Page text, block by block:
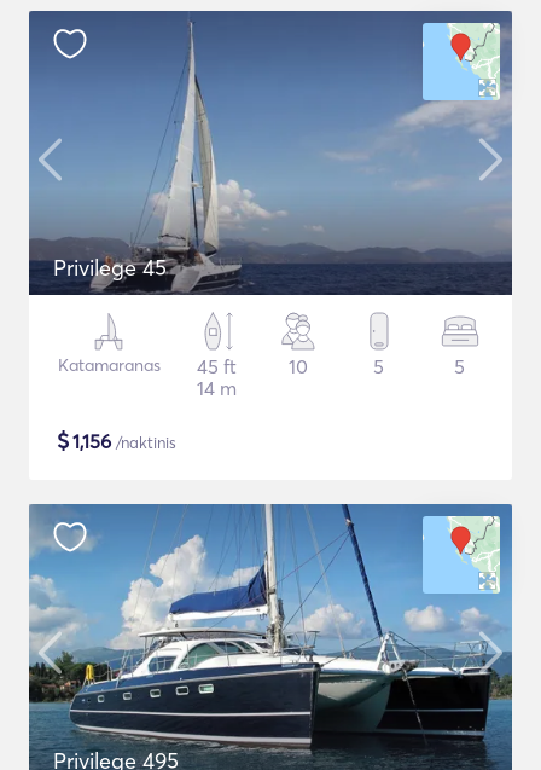
Privilege 45
Katamaranas
45 ft
14 m
10 5 5
$1,156 /naktinis
Privilege 495